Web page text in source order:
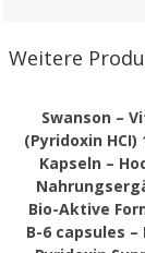
Weitere
Swanson –
(Pyridoxin HCI)
Kapseln –
Bio-Aktive
B-6 capsules